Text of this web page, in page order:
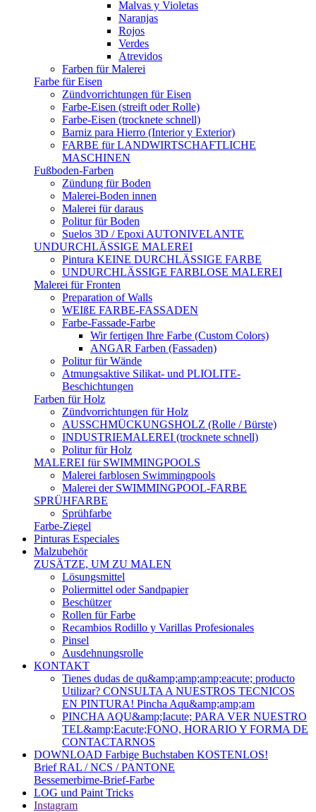
Malvas y Violetas
Naranjas
Rojos
Verdes
Atrevidos
Farben für Malerei
Farbe für Eisen
Zündvorrichtungen für Eisen
Farbe-Eisen (streift oder Rolle)
Farbe-Eisen (trocknete schnell)
Barniz para Hierro (Interior y Exterior)
FARBE für LANDWIRTSCHAFTLICHE
MASCHINEN
Fußboden-Farben
Zündung für Boden
Malerei-Boden innen
Malerei für daraus
Politur für Boden
Suelos 3D / Epoxi AUTONIVELANTE
UNDURCHLÄSSIGE MALEREI
Pintura KEINE DURCHLÄSSIGE FARBE
UNDURCHLÄSSIGE FARBLOSE MALEREI
Malerei für Fronten
Preparation of Walls
WEIßE FARBE-FASSADEN
Farbe-Fassade-Farbe
Wir fertigen Ihre Farbe (Custom Colors)
ANGAR Farben (Fassaden)
Politur für Wände
Atmungsaktive Silikat- und PLIOLITE-
Beschichtungen
Farben für Holz
Zündvorrichtungen für Holz
AUSSCHMÜCKUNGSHOLZ (Rolle / Bürste)
INDUSTRIEMALEREI (trocknete schnell)
Politur für Holz
MALEREI für SWIMMINGPOOLS
Malerei farblosen Swimmingpools
Malerei der SWIMMINGPOOL-FARBE
SPRÜHFARBE
Sprühfarbe
Farbe-Ziegel
Pinturas Especiales
Malzubehör
ZUSÄTZE, UM ZU MALEN
Lösungsmittel
Poliermittel oder Sandpapier
Beschützer
Rollen für Farbe
Recambios Rodillo y Varillas Profesionales
Pinsel
Ausdehnungsrolle
KONTAKT
Tienes dudas de qu&amp;amp;amp;eacute; producto
Utilizar? CONSULTA A NUESTROS TECNICOS
EN PINTURA! Pincha Aqu&amp;amp;am
PINCHA AQU&amp;Iacute; PARA VER NUESTRO
TEL&amp;Eacute;FONO, HORARIO Y FORMA DE
CONTACTARNOS
DOWNLOAD Farbige Buchstaben KOSTENLOS!
Brief RAL / NCS / PANTONE
Bessemerbirne-Brief-Farbe
LOG und Paint Tricks
Instagram